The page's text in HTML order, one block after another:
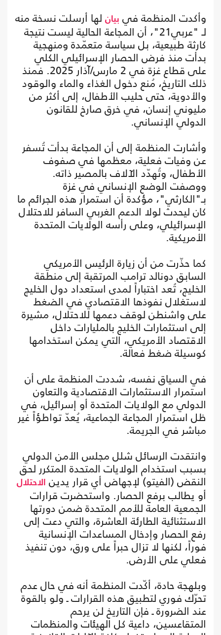
وأكدت المنظمة في بيان لها أرسلت نسخة منه
لـ "عربي21"، أن المجاعة الحالية ليست نتيجة
كارثة طبيعية، بل سياسة متعمّدة ومنهجية
بدأت منذ فرض الحصار الإسرائيلي الكلي
على قطاع غزة في 2 مارس/آذار 2025. فمنذ
ذلك التاريخ، مُنع دخول الغذاء والماء والوقود
والأدوية، حتى حليب الأطفال، إلى أكثر من
مليوني إنسان، في خرق صارخ للقانون
الدولي الإنساني.
وأشارت المنظمة إلى أن المجاعة بدأت تُسفر
عن وفيات فعلية، معظمها في صفوف
الأطفال، وتُهدّد الآلاف بالمصير ذاته.
ووصفت الوضع الإنساني في غزة
بـ"الكارثي"، مؤكدة أن استمرار هذه الجرائم ما
كان ليحدث لولا الدعم الغربي السافر للاحتلال
الإسرائيلي، وعلى رأسه الولايات المتحدة
الأمريكية.
كما حذّرت من أن زيارة الرئيس الأمريكي
السابق دونالد ترامب المرتقبة إلى منطقة
الخليج، تُعد اختباراً لمدى استعداد دول الخليج
لاستغلال نفوذها الاقتصادي في الضغط
على واشنطن لوقف دعمها للاحتلال، مشيرة
إلى استثمارات الخليج بالمليارات داخل
الاقتصاد الأمريكي، التي يمكن استخدامها
كوسيلة ضغط فعالة.
في السياق نفسه، شددت المنظمة على أن
استمرار الاستثمارات الاقتصادية والتعاون
الدولي مع الولايات المتحدة أو إسرائيل، في
ظل استمرار المجاعة الجماعية، يُعدّ تواطؤاً غير
مباشر في الجريمة.
وانتقدت الرسائل شلل مجلس الأمن الدولي
بسبب استخدام الولايات المتحدة المتكرر لحق
النقض (الفيتو) لإجهاض أي قرار يدين الاحتلال
أو يطالب برفع الحصار. واستحضرت قرارات
الجمعية العامة للأمم المتحدة ضمن دورتها
الاستثنائية الطارئة العاشرة، والتي دعت إلى
رفع الحصار وإدخال المساعدات الإنسانية
فوراً، لكنها لا تزال حبراً على ورق، دون تنفيذ
فعلي على الأرض.
وبلهجة حادة، أكّدت المنظمة أنه في حال عدم
تحرّك فوري لتطبيق هذه القرارات ـ ولو بالقوة
عند الضرورة ـ فإن التاريخ لن يرحم
المتقاعسين، داعية كل الهيئات والمنظمات